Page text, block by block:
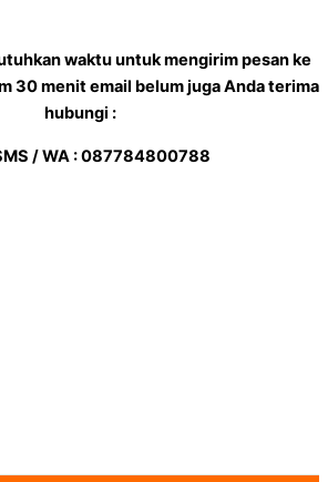
waktu untuk mengirim pesan ke
30 menit email belum juga Anda terima
hubungi :
/ WA : 087784800788